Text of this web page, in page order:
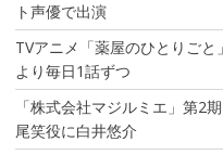
ト声優で出演
TVアニメ「薬屋のひとりご
より毎日1話ずつ
「株式会社マジルミエ」第2
尾笑役に白井悠介